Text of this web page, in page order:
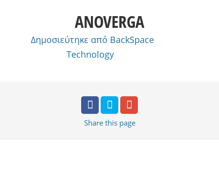
ANOVERGA
Δημοσιεύτηκε από BackSpace
Technology
Share this page